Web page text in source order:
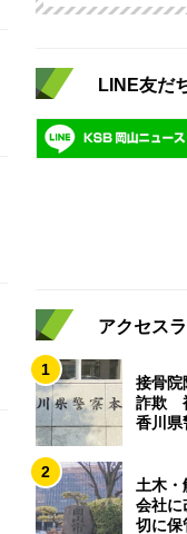
LINE友だ
アクセス
1
接骨院
詐欺
香川県
2
土木
会社
切に保